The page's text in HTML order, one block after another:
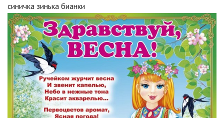
синичка зинька бианки